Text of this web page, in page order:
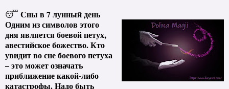
😴 Сны в 7 лунный день
Одним из символов этого
дня является боевой петух,
авестийское божество. Кто
увидит во сне боевого петуха
– это может означать
приближение какой-либо
катастрофы. Надо быть